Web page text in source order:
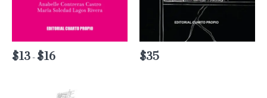
$13- $16Rango
de
$13
$35